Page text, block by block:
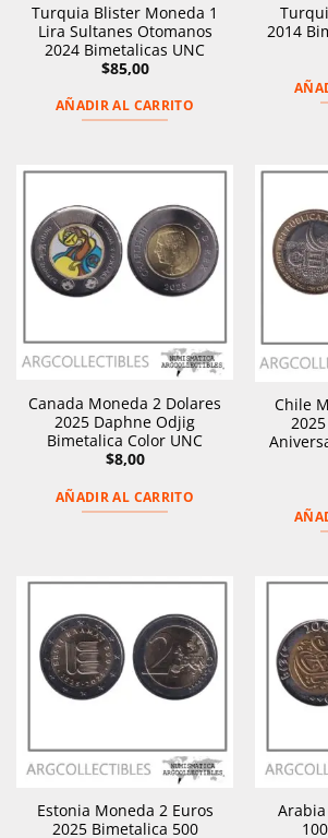
Turquia Blister Moneda 1
Lira Sultanes Otomanos
2024 Bimetalicas UNC
$85,00
AÑADIR AL CARRITO
2014
Canada Moneda 2 Dolares
2025 Daphne Odjig
Bimetalica Color UNC
$8,00
AÑADIR AL CARRITO
Chile
Estonia Moneda 2 Euros
2025 Bimetalica 500